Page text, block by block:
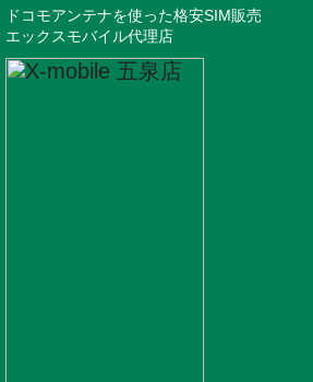
ドコモアンテナを使った格安SIM販売
エックスモバイル代理店